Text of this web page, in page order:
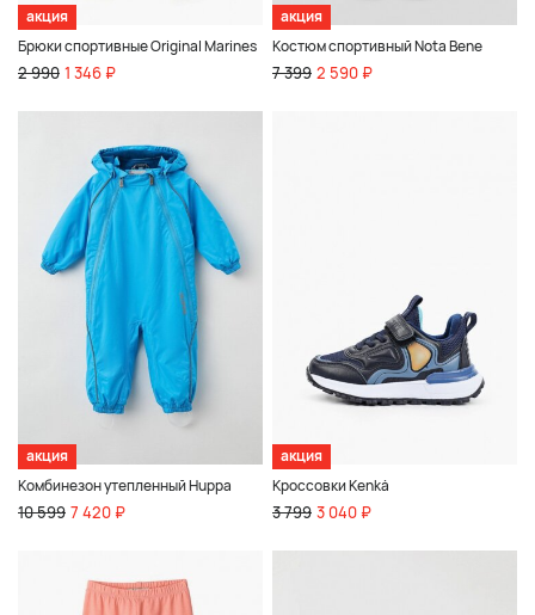
акция
Брюки спортивные Original Marines
2 990 1 346 ₽
акция
Костюм спортивный Nota Bene
7 399 2 590 ₽
акция
Комбинезон утепленный Huppa
10 599 7 420 ₽
акция
Кроссовки Kenkä
3 799 3 040 ₽